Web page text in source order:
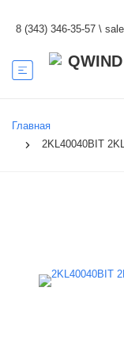
8 (343) 346-35-57 \
Главная
2KL40040BIT